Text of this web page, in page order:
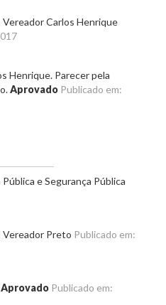
Carlos Henrique
Henrique. Parecer pela
Aprovado Publicado em:
e Segurança Pública
Vereador Preto Publicado em:
Aprovado Publicado em: